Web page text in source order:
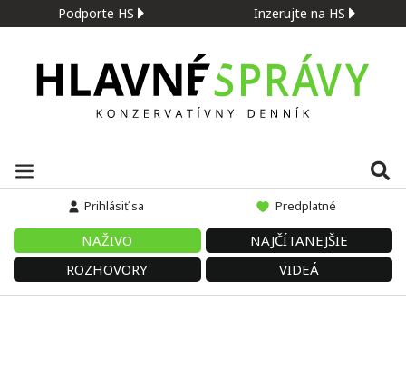
Podporte HS Inzerujte na HS
Prihlásiť sa Predplatné
NAŽIVO
NAJČÍTANEJŠIE
ROZHOVORY
VIDEÁ